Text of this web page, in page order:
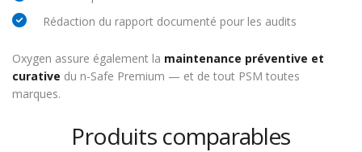
Rédaction du rapport documenté pour les audits
Oxygen assure également la maintenance préventive et
curative du n-Safe Premium — et de tout PSM toutes
marques.
Produits comparables